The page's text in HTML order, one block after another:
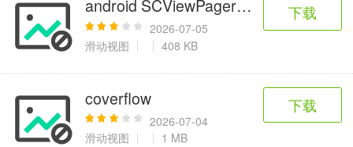
android SCViewPager欢迎页面滑动效
2026-07-05
滑动视图
408 KB
下载
coverflow
2026-07-04
滑动视图
1 MB
下载